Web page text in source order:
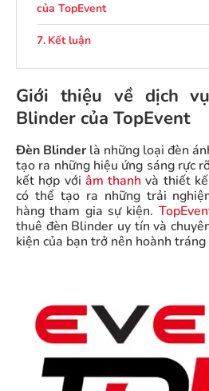
của TopEvent
Kết luận
Giới thiệu về dịch
Blinder của TopEvent
Đèn Blinder là những loại đèn
tạo ra những hiệu ứng sáng rực
kết hợp với âm thanh và thiết
có thể tạo ra những trải
hàng tham gia sự kiện.
thuê đèn Blinder uy tín và
kiện của bạn trở nên hoành